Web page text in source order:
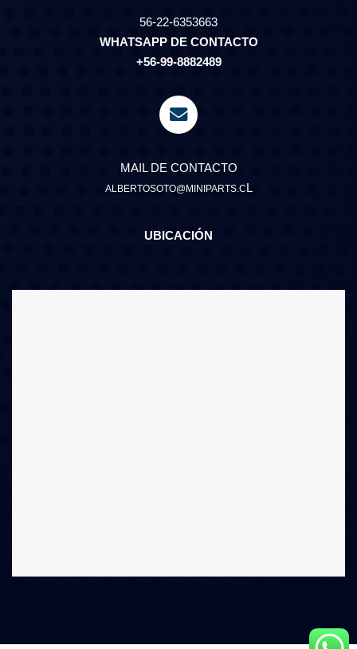
56-22-6353663
WHATSAPP DE CONTACTO
+56-99-8882489
MAIL DE CONTACTO
ALBERTOSOTO@MINIPARTS.CL
UBICACIÓN